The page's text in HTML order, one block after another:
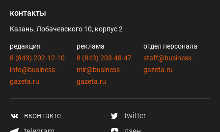
контакты
Казань, Лобачевского 10, корпус 2
редакция
8 (843) 202-12-10
info@business-
gazeta.ru
реклама
8 (843) 203-48-47
mir@business-
gazeta.ru
отдел персонала
staff@business-
gazeta.ru
вконтакте
twitter